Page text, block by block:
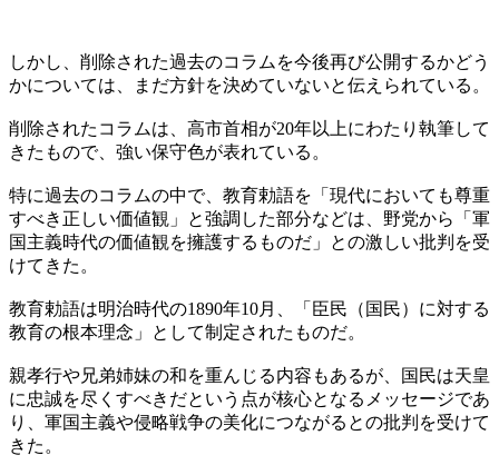
しかし、削除された過去のコラムを今後再び公開するかどう
かについては、まだ方針を決めていないと伝えられている。
削除されたコラムは、高市首相が20年以上にわたり執筆して
きたもので、強い保守色が表れている。
特に過去のコラムの中で、教育勅語を「現代においても尊重
すべき正しい価値観」と強調した部分などは、野党から「軍
国主義時代の価値観を擁護するものだ」との激しい批判を受
けてきた。
教育勅語は明治時代の1890年10月、「臣民（国民）に対する
教育の根本理念」として制定されたものだ。
親孝行や兄弟姉妹の和を重んじる内容もあるが、国民は天皇
に忠誠を尽くすべきだという点が核心となるメッセージであ
り、軍国主義や侵略戦争の美化につながるとの批判を受けて
きた。